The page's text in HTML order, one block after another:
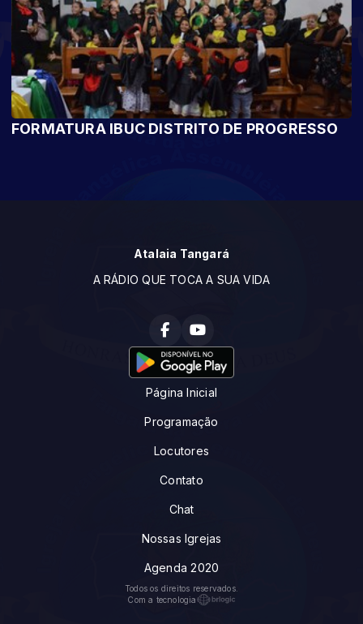
FORMATURA IBUC DISTRITO DE PROGRESSO
Atalaia Tangará
A RÁDIO QUE TOCA A SUA VIDA
Página Inicial
Programação
Locutores
Contato
Chat
Nossas Igrejas
Agenda 2020
Todos os direitos reservados.
Com a tecnologia